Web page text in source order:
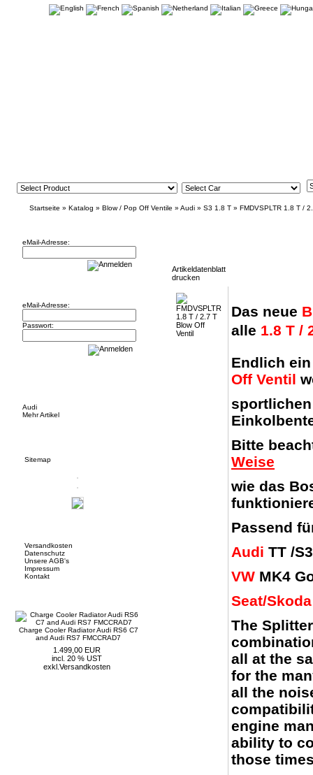
Startseite » Katalog » Blow / Pop Off Ventile » Audi » S3 1.8 T » FMDVSPLTR 1.8 T /
eMail-Adresse:
eMail-Adresse:
Passwort:
Audi
Mehr Artikel
Sitemap
Versandkosten
Datenschutz
Unsere AGB's
Impressum
Kontakt
Charge Cooler Radiator Audi RS6 C7
and Audi RS7 FMCCRAD7
1.499,00 EUR
incl. 20 % UST
exkl. Versandkosten
Artikeldatenblatt
drucken
Das neue
alle 1.8 T /
Endlich
Off Ventil
Bitte
Weise
wie das
Passend
Audi TT /
VW MK4
Seat/Skoda
The
all at the
for the
all the
engine
ability to
those